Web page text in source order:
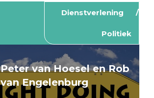
Dienstverlening
Politiek
Peter van Hoesel en Rob
van Engelenburg